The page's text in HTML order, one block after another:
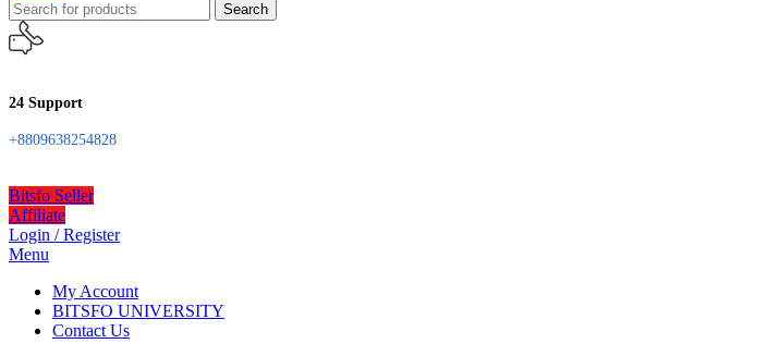
Search
24 Support
+8809638254828
Bitsfo Seller
Affiliate
Login / Register
Menu
My Account
BITSFO UNIVERSITY
Contact Us